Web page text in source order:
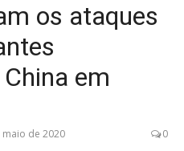
os ataques
em
maio de 2020 0